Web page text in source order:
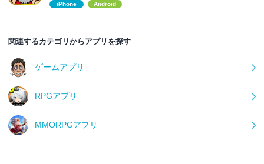
iPhone Android
関連するカテゴリからアプリを探す
ゲームアプリ
RPGアプリ
MMORPGアプリ